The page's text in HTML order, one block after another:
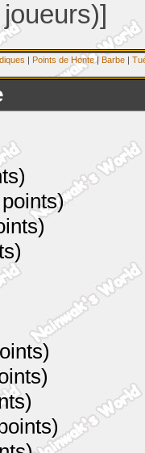
| Points de Honte| Barbe |